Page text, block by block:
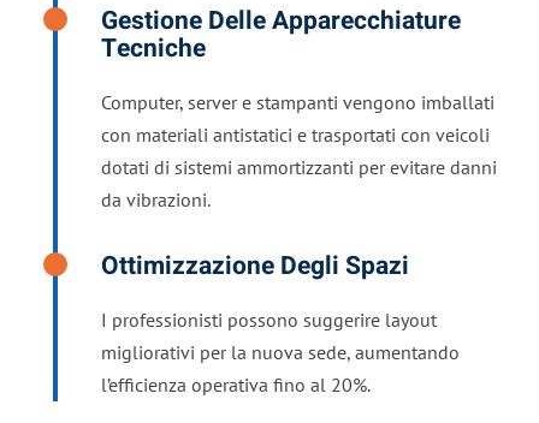
Gestione Delle Apparecchiature
Tecniche
Computer, server e stampanti vengono imballati
con materiali antistatici e trasportati con veicoli
dotati di sistemi ammortizzanti per evitare danni
da vibrazioni.
Ottimizzazione Degli Spazi
I professionisti possono suggerire layout
migliorativi per la nuova sede, aumentando
l’efficienza operativa fino al 20%.